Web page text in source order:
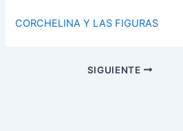
CORCHELINA Y LAS FIGURAS
SIGUIENTE